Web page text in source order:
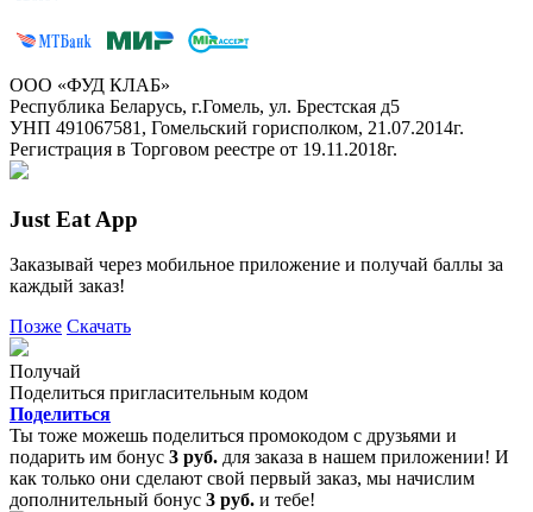
ООО «ФУД КЛАБ»
Республика Беларусь, г.Гомель, ул. Брестская д5
УНП 491067581, Гомельский горисполком, 21.07.2014г.
Регистрация в Торговом реестре от 19.11.2018г.
Just Eat App
Заказывай через мобильное приложение и получай баллы за
каждый заказ!
Позже Скачать
Получай
Поделиться пригласительным кодом
Поделиться
Ты тоже можешь поделиться промокодом с друзьями и
подарить им бонус 3 руб. для заказа в нашем приложении! И
как только они сделают свой первый заказ, мы начислим
дополнительный бонус 3 руб. и тебе!